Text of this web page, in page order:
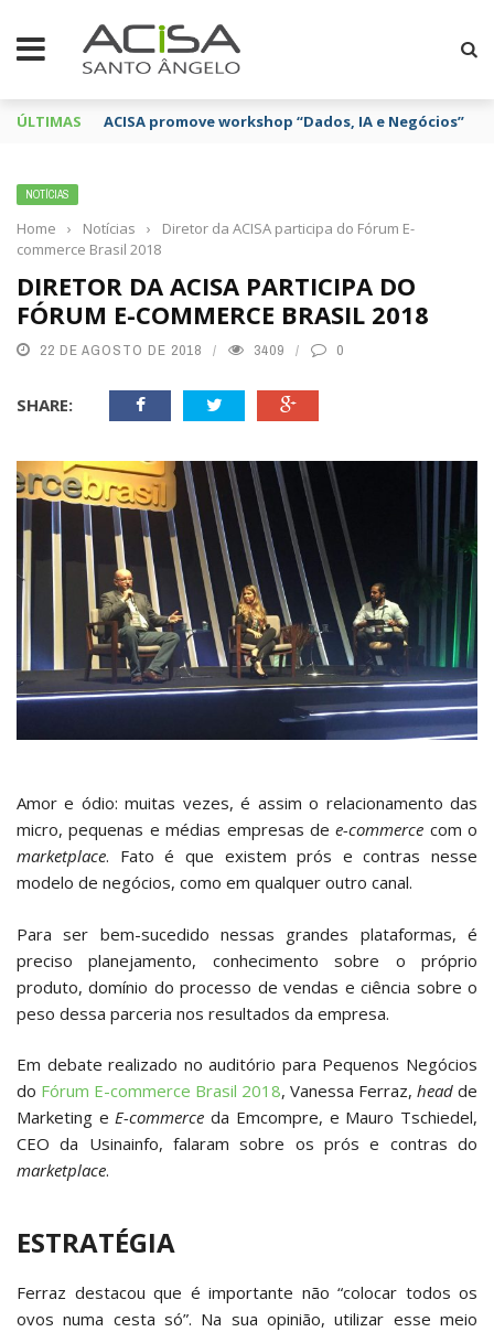
ÚLTIMAS ACISA promove workshop “Dados, IA e Negócios”
NOTÍCIAS
Home › Notícias ›
Diretor da ACISA participa do Fórum E-
commerce Brasil 2018
DIRETOR DA ACISA PARTICIPA DO
FÓRUM E-COMMERCE BRASIL 2018
22 DE AGOSTO DE 2018 3409 0
SHARE:
Amor e ódio: muitas vezes, é assim o relacionamento das
micro, pequenas e médias empresas dee-commerce com o
marketplace. Fato é que existem prós e contras nesse
modelo de negócios, como em qualquer outro canal.
Para ser bem-sucedido nessas grandes plataformas, é
preciso planejamento, conhecimento sobre o próprio
produto, domínio do processo de vendas e ciência sobre o
peso dessa parceria nos resultados da empresa.
Em debate realizado no auditório para Pequenos Negócios
do Fórum E-commerce Brasil 2018, Vanessa Ferraz, head de
Marketing eE-commerce da Emcompre, e Mauro Tschiedel,
CEO da Usinainfo, falaram sobre os prós e contras do
marketplace.
ESTRATÉGIA
Ferraz destacou que é importante não “colocar todos os
ovos numa cesta só”. Na sua opinião, utilizar esse meio